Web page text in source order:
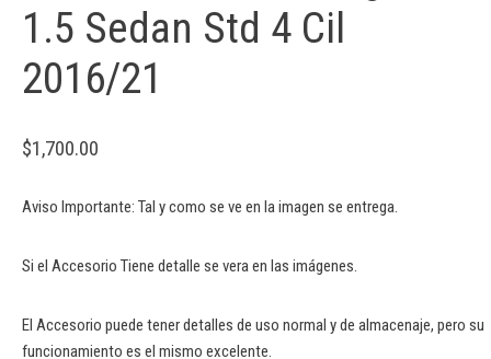
1.5 Sedan Std 4 Cil
2016/21
$1,700.00
Aviso Importante: Tal y como se ve en la imagen se entrega.
Si el Accesorio Tiene detalle se vera en las imágenes.
El Accesorio puede tener detalles de uso normal y de almacenaje, pero su
funcionamiento es el mismo excelente.